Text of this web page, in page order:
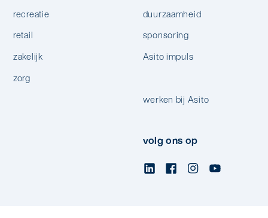
recreatie
retail
zakelijk
zorg
duurzaamheid
sponsoring
Asito impuls
werken bij Asito
volg ons op